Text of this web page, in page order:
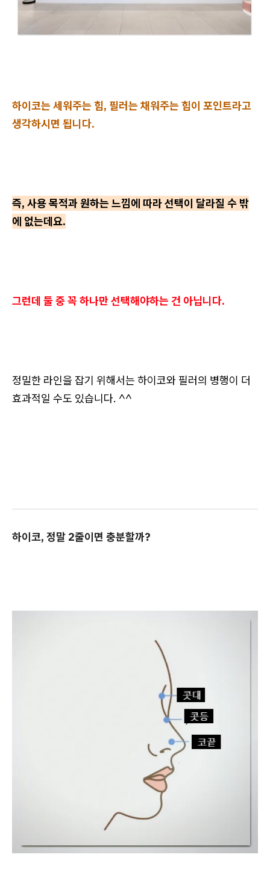
하이코는 세워주는 힘, 필러는 채워주는 힘이 포인트라고
생각하시면 됩니다.
즉, 사용 목적과 원하는 느낌에 따라 선택이 달라질 수 밖
에 없는데요.
그런데 둘 중 꼭 하나만 선택해야하는 건 아닙니다.
정밀한 라인을 잡기 위해서는 하이코와 필러의 병행이 더
효과적일 수도 있습니다. ^^
하이코, 정말 2줄이면 충분할까?